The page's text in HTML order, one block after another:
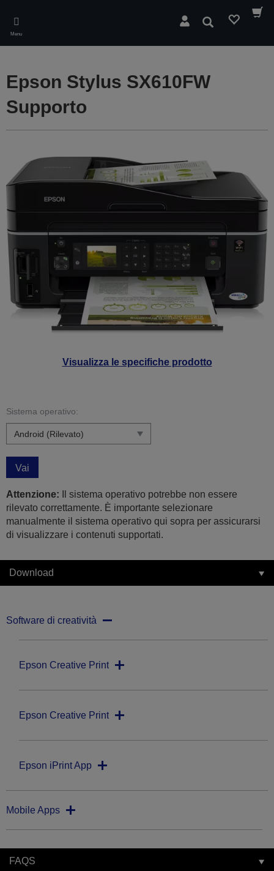
main
content
Menu
Cerca
Visualizza le specifiche prodotto
Epson Stylus SX610FW
Supporto
Sistema operativo:
Vai
Attenzione: Il sistema operativo potrebbe non essere
rilevato correttamente. È importante selezionare
manualmente il sistema operativo qui sopra per assicurarsi
di visualizzare i contenuti supportati.
Download
Software di creatività
Epson Creative Print
Epson Creative Print
Epson iPrint App
Mobile Apps
FAQS